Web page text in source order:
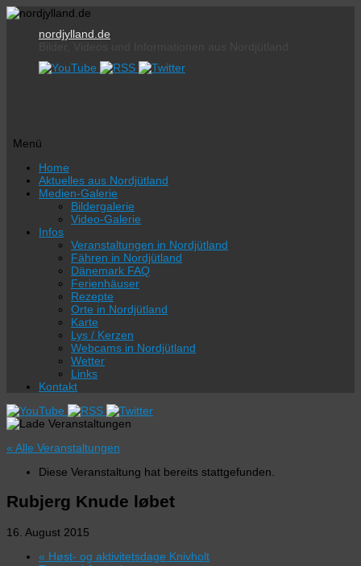
nordjylland.de
Menü
Zum
Inhalt
springen
Home
Aktuelles aus Nordjütland
Medien-Galerie
Bildergalerie
Video-Galerie
Infos
Veranstaltungen in Nordjütland
Fähren in Nordjütland
Dänemark FAQ
Ferienhäuser
Rezepte
Orte in Nordjütland
Karte
Lys / Kerzen
Webcams in Nordjütland
Wetter
Links
Kontakt
« Alle Veranstaltungen
Diese Veranstaltung hat bereits stattgefunden.
Rubjerg Knude løbet
16. August 2015
« Høst- og aktivitetsdage Knivholt